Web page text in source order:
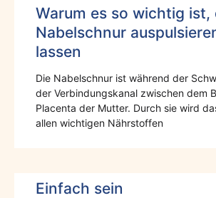
Warum es so wichtig ist,
Nabelschnur
lassen
Die Nabelschnur ist während der
der Verbindungskanal zwischen dem
Placenta der Mutter. Durch sie wird
allen wichtigen Nährstoffen
Einfach sein